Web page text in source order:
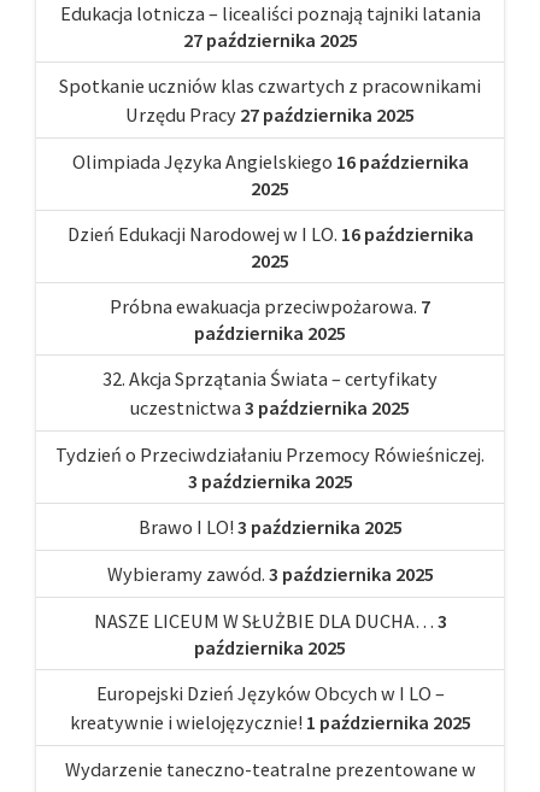
Edukacja lotnicza – licealiści poznają tajniki latania
27 października 2025
Spotkanie uczniów klas czwartych z pracownikami
Urzędu Pracy 27 października 2025
Olimpiada Języka Angielskiego 16 października
2025
Dzień Edukacji Narodowej w I LO. 16 października
2025
Próbna ewakuacja przeciwpożarowa. 7
października 2025
32. Akcja Sprzątania Świata – certyfikaty
uczestnictwa 3 października 2025
Tydzień o Przeciwdziałaniu Przemocy Rówieśniczej.
3 października 2025
Brawo I LO! 3 października 2025
Wybieramy zawód. 3 października 2025
NASZE LICEUM W SŁUŻBIE DLA DUCHA… 3
października 2025
Europejski Dzień Języków Obcych w I LO –
kreatywnie i wielojęzycznie! 1 października 2025
Wydarzenie taneczno-teatralne prezentowane w